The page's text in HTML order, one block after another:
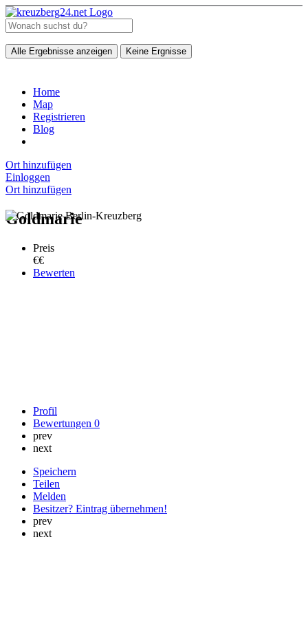
Alle Ergebnisse anzeigen Keine Ergnisse
Home
Map
Registrieren
Blog
Ort hinzufügen
Einloggen
Ort hinzufügen
Goldmarie
Preis
€€
Bewerten
Profil
Bewertungen 0
prev
next
Speichern
Teilen
Melden
Besitzer? Eintrag übernehmen!
prev
next